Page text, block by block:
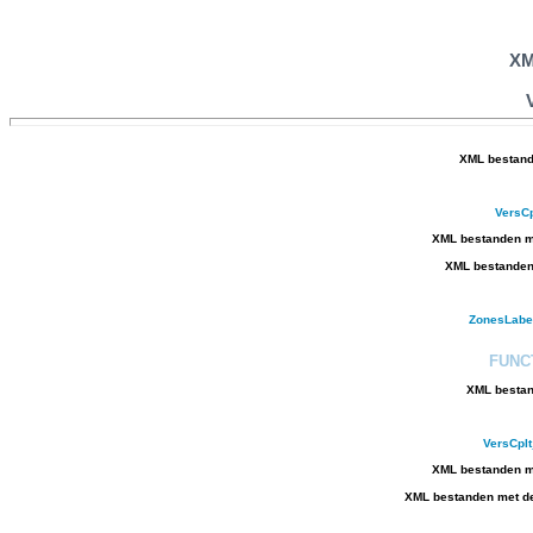
XML
XML bestanden
XML
XML
XML bestanden
XML bestanden met